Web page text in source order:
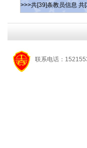
>>>共[39]条教员信息 共
联系电话：